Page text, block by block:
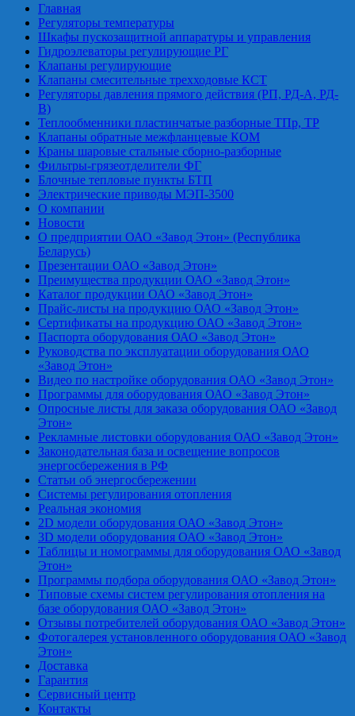
Главная
Регуляторы температуры
Шкафы пускозащитной аппаратуры и управления
Гидроэлеваторы регулирующие РГ
Клапаны регулирующие
Клапаны смесительные трехходовые КСТ
Регуляторы давления прямого действия (РП, РД-А, РД-
В)
Теплообменники пластинчатые разборные ТПр, ТР
Клапаны обратные межфланцевые КОМ
Краны шаровые стальные сборно-разборные
Фильтры-грязеотделители ФГ
Блочные тепловые пункты БТП
Электрические приводы МЭП-3500
О компании
Новости
О предприятии ОАО «Завод Этон» (Республика
Беларусь)
Презентации ОАО «Завод Этон»
Преимущества продукции ОАО «Завод Этон»
Каталог продукции ОАО «Завод Этон»
Прайс-листы на продукцию ОАО «Завод Этон»
Сертификаты на продукцию ОАО «Завод Этон»
Паспорта оборудования ОАО «Завод Этон»
Руководства по эксплуатации оборудования ОАО
«Завод Этон»
Видео по настройке оборудования ОАО «Завод Этон»
Программы для оборудования ОАО «Завод Этон»
Опросные листы для заказа оборудования ОАО «Завод
Этон»
Рекламные листовки оборудования ОАО «Завод Этон»
Законодательная база и освещение вопросов
энергосбережения в РФ
Статьи об энергосбережении
Системы регулирования отопления
Реальная экономия
2D модели оборудования ОАО «Завод Этон»
3D модели оборудования ОАО «Завод Этон»
Таблицы и номограммы для оборудования ОАО «Завод
Этон»
Программы подбора оборудования ОАО «Завод Этон»
Типовые схемы систем регулирования отопления на
базе оборудования ОАО «Завод Этон»
Отзывы потребителей оборудования ОАО «Завод Этон»
Фотогалерея установленного оборудования ОАО «Завод
Этон»
Доставка
Гарантия
Сервисный центр
Контакты